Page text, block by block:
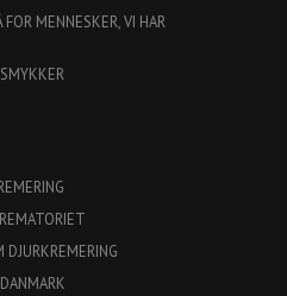
MENNESKER, VI HAR